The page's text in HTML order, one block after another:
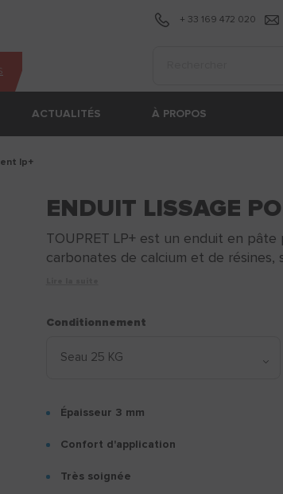
+ 33 169 472 020
ACTUALITÉS À PROPOS
lp+
ENDUIT LISSAGE
TOUPRET LP+ est un enduit en
carbonates de calcium et de résines,
Conditionnement
Épaisseur 3 mm
Confort d'application
Très soignée